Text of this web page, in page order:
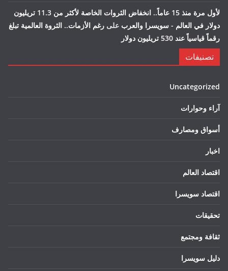
لأول مرة منذ 15 عاماً.. انخفاض الثروات الخاصة لأكثر من 11.3 تريليون
دولار في العالم - سويسرا والعرب على رغم الأزمات.. الثروة العالمية تبلغ
رقماً قياسياً عند 530 تريليون دولار
تصنيفات
Uncategorized
آراء وحوارات
أسواق ومصارف
اخبار
اقتصاد العالم
اقتصاد سويسرا
تحقيقات
ثقافة ومجتمع
دليل سويسرا